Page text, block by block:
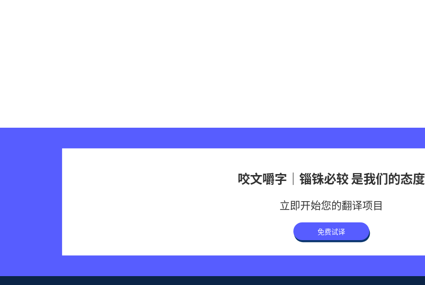
咬文嚼字｜锱铢必较 是我们的态度
立即开始您的翻译项目
免费试译